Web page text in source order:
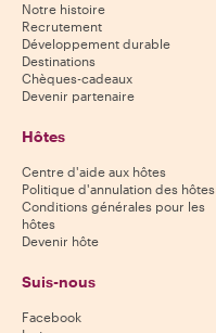
Notre histoire
Recrutement
Développement durable
Destinations
Chèques-cadeaux
Devenir partenaire
Hôtes
Centre d'aide aux hôtes
Politique d'annulation des hôtes
Conditions générales pour les
hôtes
Devenir hôte
Suis-nous
Facebook